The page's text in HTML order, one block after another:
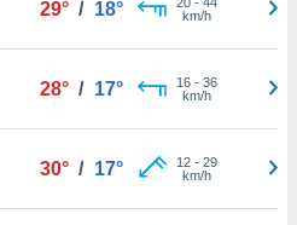
29° / 18°
km/h
28° / 17° 16- 36
km/h
30° / 17° 12- 29
km/h